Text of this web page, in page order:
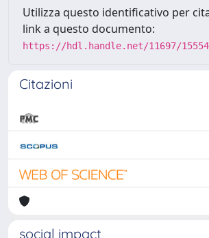
Utilizza questo identificativo per
link a questo documento:
https://hdl.handle.net/11697/15554
Citazioni
social impact